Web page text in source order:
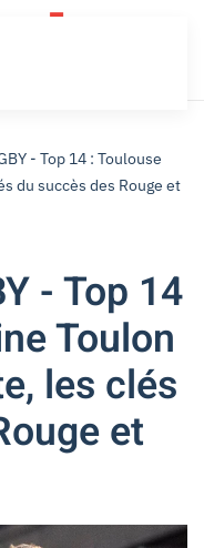
- Top 14 : Toulouse
du succès des Rouge et
- Top 14
Toulon
les clés
et